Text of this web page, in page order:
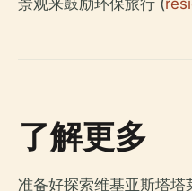
景观来鼓励环保旅行 (
了解更多
准备好探索维基亚斯塔塔